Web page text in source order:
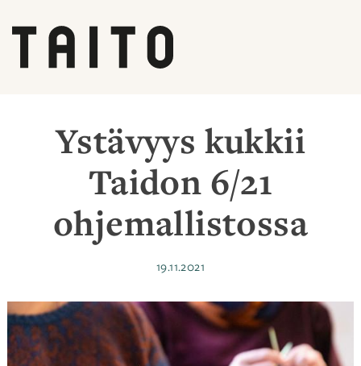
Ystävyys kukkii
Taidon 6/21
ohjemallistossa
Julkaistu
19.11.2021